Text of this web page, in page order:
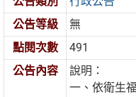
公告等級
無
點閱次數
491
公告內容
說明：
一、依衛生